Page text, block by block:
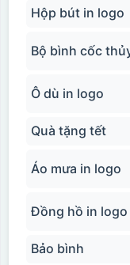
Hộp bút in logo
Bộ bình cốc
Ô dù in logo
Quà tặng tết
Áo mưa in logo
Đồng hồ in logo
Bảo bình